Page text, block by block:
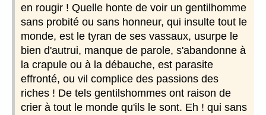
en rougir ! Quelle honte de voir un gentilhomme
sans probité ou sans honneur, qui insulte tout le
monde, est le tyran de ses vassaux, usurpe le
bien d'autrui, manque de parole, s'abandonne à
la crapule ou à la débauche, est parasite
effronté, ou vil complice des passions des
riches ! De tels gentilshommes ont raison de
crier à tout le monde qu'ils le sont. Eh ! qui sans